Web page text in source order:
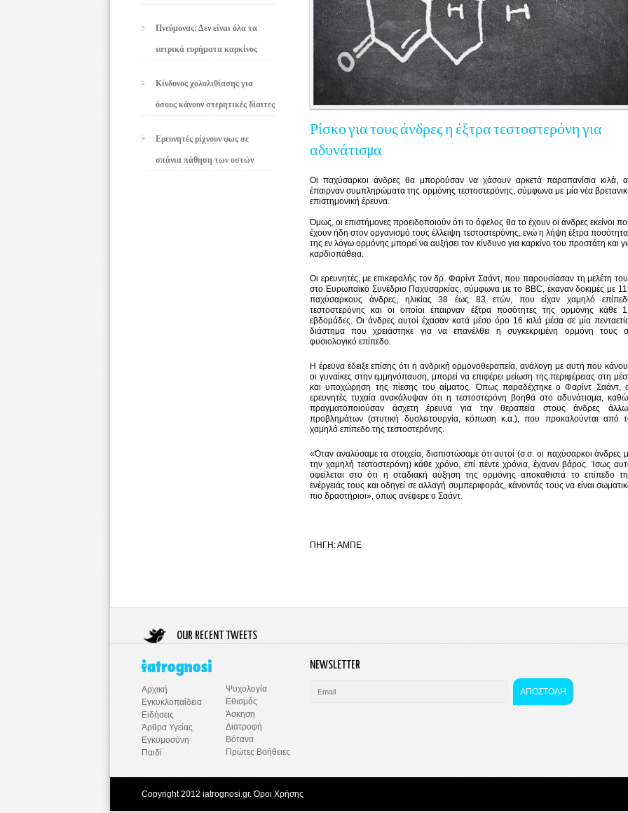
Πνεύμονας: Δεν είναι όλα τα
ιατρικά ευρήματα καρκίνος
Κίνδυνος χολολιθίασης για
όσους κάνουν στερητικές δίαιτες
Ερευνητές ρίχνουν φως σε
σπάνια πάθηση των οστών
Ρίσκο για τους άνδρες η έξτρα τεστοστερόνη για
αδυνάτισμα
Oι παχύσαρκοι άνδρες θα μπορούσαν να χάσουν αρκετά παραπανίσια κιλά,
έπαιρναν συμπληρώματα της ορμόνης τεστοστερόνης, σύμφωνα με μία νέα
επιστημονική έρευνα.
Όμως, οι επιστήμονες προειδοποιούν ότι το όφελος θα το έχουν οι άνδρες εκείνοι
έχουν ήδη στον οργανισμό τους έλλειψη τεστοστερόνης, ενώ η λήψη έξτρα
της εν λόγω ορμόνης μπορεί να αυξήσει τον κίνδυνο για καρκίνο του προστάτη και
καρδιοπάθεια.
Οι ερευνητές, με επικεφαλής τον δρ. Φαρίντ Σαάντ, που παρουσίασαν τη μελέτη
στο Ευρωπαϊκό Συνέδριο Παχυσαρκίας, σύμφωνα με το BBC, έκαναν δοκιμές με
παχύσαρκους άνδρες, ηλικίας 38 έως 83 ετών, που είχαν χαμηλό
τεστοστερόνης και οι οποίοι έπαιρναν έξτρα ποσότητες της ορμόνης κάθε
εβδομάδες. Οι άνδρες αυτοί έχασαν κατά μέσο όρο 16 κιλά μέσα σε μία
διάστημα που χρειάστηκε για να επανέλθει η συγκεκριμένη ορμόνη τους
φυσιολογικό επίπεδο.
Η έρευνα έδειξε επίσης ότι η ανδρική ορμονοθεραπεία, ανάλογη με αυτή που
οι γυναίκες στην εμμηνόπαυση, μπορεί να επιφέρει μείωση της περιφέρειας στη
και υποχώρηση της πίεσης του αίματος. Όπως παραδέχτηκε ο Φαρίντ Σαάντ,
ερευνητές τυχαία ανακάλυψαν ότι η τεστοστερόνη βοηθά στο αδυνάτισμα,
πραγματοποιούσαν άσχετη έρευνα για την θεραπεία στους άνδρες
προβλημάτων (στυτική δυσλειτουργία, κόπωση κ.α.), που προκαλούνται από
χαμηλό επίπεδο της τεστοστερόνης.
«Όταν αναλύσαμε τα στοιχεία, διαπιστώσαμε ότι αυτοί (σ.σ. οι παχύσαρκοι άνδρες
την χαμηλή τεστοστερόνη) κάθε χρόνο, επί πέντε χρόνια, έχαναν βάρος. Ίσως
οφείλεται στο ότι η σταδιακή αύξηση της ορμόνης αποκαθιστά το επίπεδο
ενέργειάς τους και οδηγεί σε αλλαγή συμπεριφοράς, κάνοντάς τους να είναι
πιο δραστήριοι», όπως ανέφερε ο Σαάντ.
ΠΗΓΗ: ΑΜΠΕ
OUR RECENT TWEETS
Αρχική
Εγκυκλοπαίδεια
Ειδήσεις
Άρθρα Υγείας
Εγκυμοσύνη
Παιδί
Ψυχολογία
Εθισμός
Άσκηση
Διατροφή
Βότανα
Πρώτες Βοήθειες
NEWSLETTER
ΑΠΟΣΤΟΛΗ
Copyright 2012 iatrognosi.gr.Όροι Χρήσης